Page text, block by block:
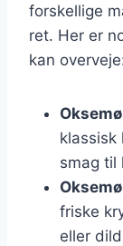
forskellige
ret. Her er
kan
klassisk
smag til
friske
eller